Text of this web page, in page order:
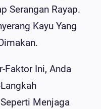
Serangan Rayap.
Kayu Yang
Faktor Ini, Anda
Menjaga